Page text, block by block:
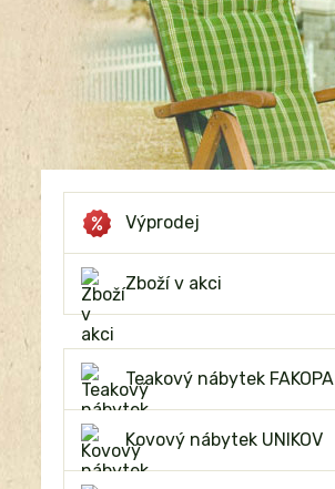
Výprodej
Zboží v akci
Teakový nábytek FAKOPA
Kovový nábytek UNIKOV